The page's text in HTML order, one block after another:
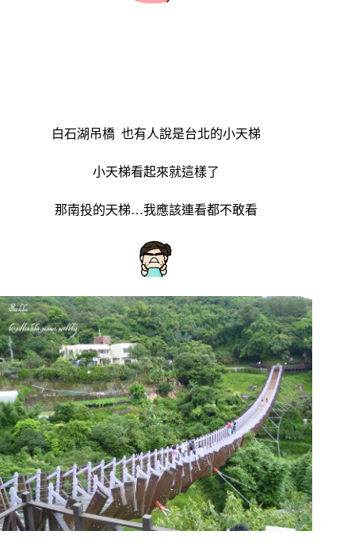
白石湖吊橋 也有人說是台北的小天梯
小天梯看起來就這樣了
那南投的天梯…我應該連看都不敢看